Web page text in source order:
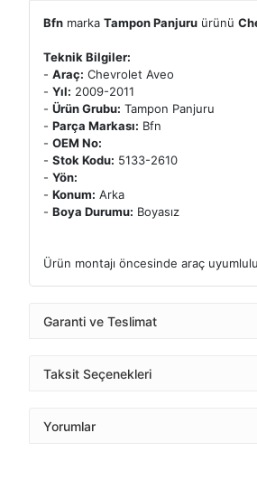
Bfn marka Tampon Panjuru ürünü
Teknik Bilgiler:
- Araç: Chevrolet Aveo
- Yıl: 2009-2011
- Ürün Grubu: Tampon Panjuru
- Parça Markası: Bfn
- OEM No:
- Stok Kodu: 5133-2610
- Yön:
- Konum: Arka
- Boya Durumu: Boyasız
Ürün montajı öncesinde araç
Garanti ve Teslimat
Taksit Seçenekleri
Yorumlar